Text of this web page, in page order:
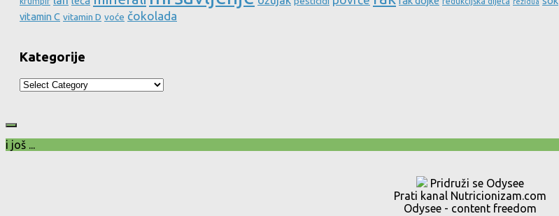
vitamin C vitamin D voće čokolada
Kategorije
Kategorije
i još ...
Pridruži se Odysee
Prati kanal Nutricionizam.com
Odysee - content freedom